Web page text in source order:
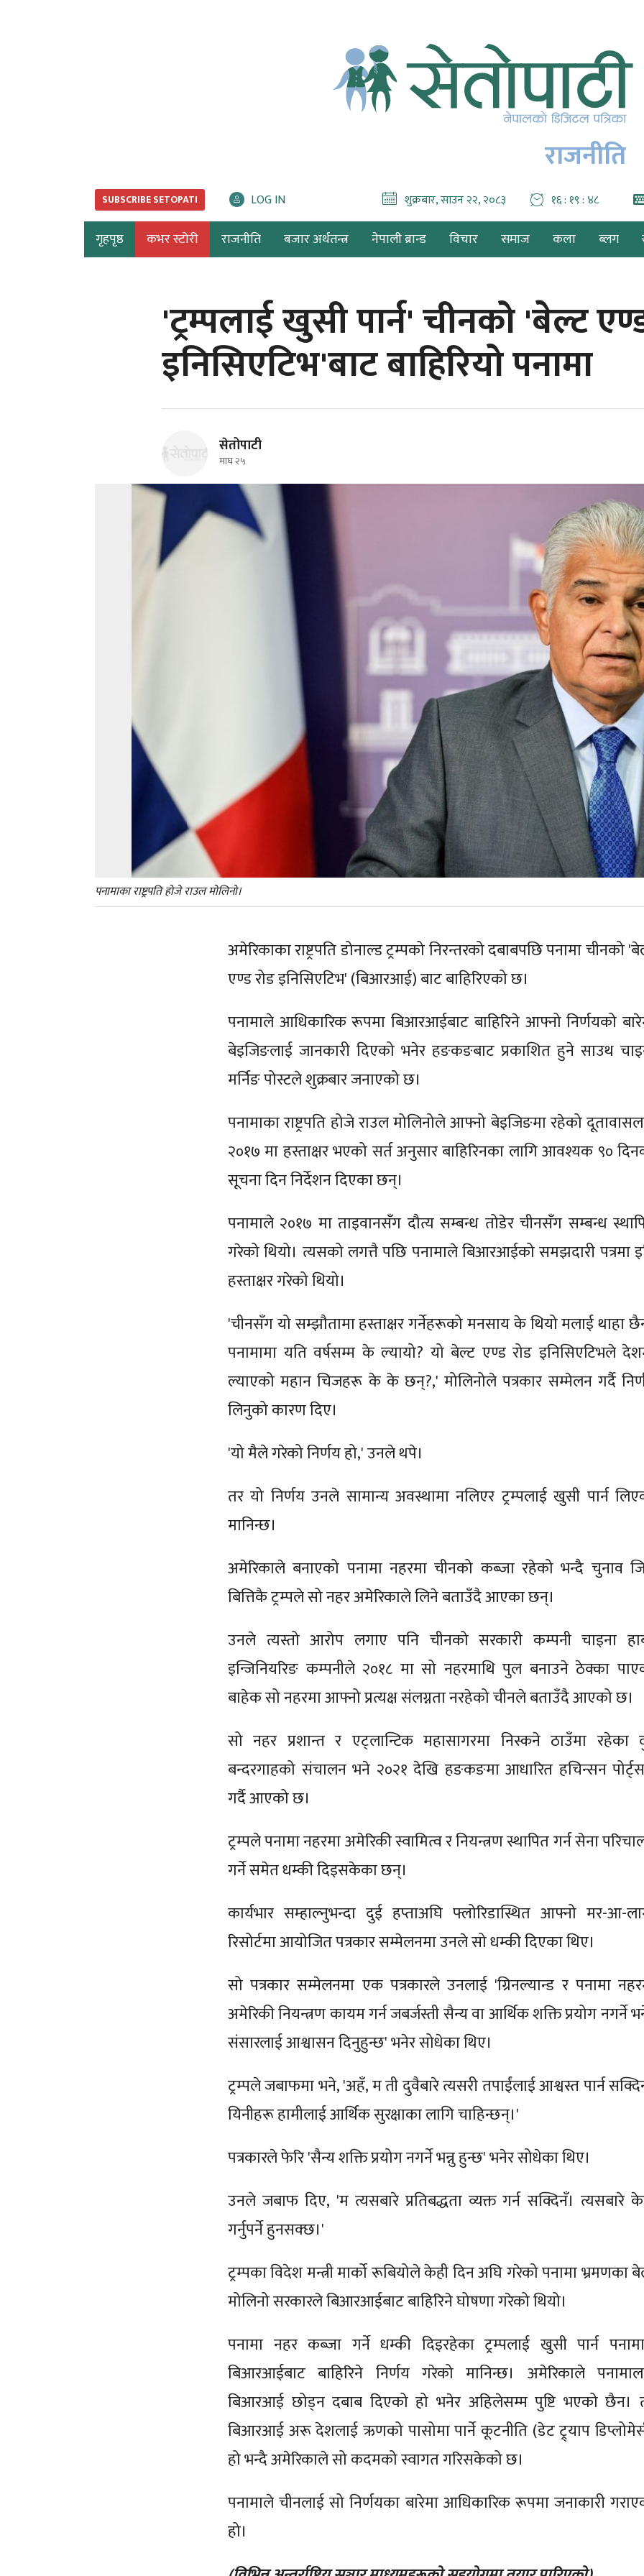
राजनीति
SUBSCRIBE SETOPATI LOG IN शुक्रबार, साउन २२, २०८३ १६ : १९ : ४९
गृहपृष्ठ कभर स्टोरी राजनीति बजार अर्थतन्त्र नेपाली ब्रान्ड विचार समाज कला ब्लग
'ट्रम्पलाई खुसी पार्न' चीनको 'बेल्ट
इनिसिएटिभ'बाट बाहिरियो पनामा
सेतोपाटी
माघ २५
पनामाका राष्ट्रपति होजे राउल मोलिनो।
अमेरिकाका राष्ट्रपति डोनाल्ड ट्रम्पको निरन्तरको दबाबपछि पनामा चीनको
एण्ड रोड इनिसिएटिभ' (बिआरआई) बाट बाहिरिएको छ।
पनामाले आधिकारिक रूपमा बिआरआईबाट बाहिरिने आफ्नो निर्णयको
बेइजिङलाई जानकारी दिएको भनेर हङकङबाट प्रकाशित हुने साउथ
मर्निङ पोस्टले शुक्रबार जनाएको छ।
पनामाका राष्ट्रपति होजे राउल मोलिनोले आफ्नो बेइजिङमा रहेको
२०१७ मा हस्ताक्षर भएको सर्त अनुसार बाहिरिनका लागि आवश्यक ९०
सूचना दिन निर्देशन दिएका छन्।
पनामाले २०१७ मा ताइवानसँग दौत्य सम्बन्ध तोडेर चीनसँग सम्बन्ध
गरेको थियो। त्यसको लगत्तै पछि पनामाले बिआरआईको समझदारी पत्रमा
हस्ताक्षर गरेको थियो।
'चीनसँग यो सम्झौतामा हस्ताक्षर गर्नेहरूको मनसाय के थियो मलाई थाहा
पनामामा यति वर्षसम्म के ल्यायो? यो बेल्ट एण्ड रोड इनिसिएटिभले
ल्याएको महान चिजहरू के के छन्?,' मोलिनोले पत्रकार सम्मेलन गर्दै
लिनुको कारण दिए।
'यो मैले गरेको निर्णय हो,' उनले थपे।
तर यो निर्णय उनले सामान्य अवस्थामा नलिएर ट्रम्पलाई खुसी पार्न
मानिन्छ।
अमेरिकाले बनाएको पनामा नहरमा चीनको कब्जा रहेको भन्दै चुनाव
बित्तिकै ट्रम्पले सो नहर अमेरिकाले लिने बताउँदै आएका छन्।
उनले त्यस्तो आरोप लगाए पनि चीनको सरकारी कम्पनी चाइना
इन्जिनियरिङ कम्पनीले २०१८ मा सो नहरमाथि पुल बनाउने ठेक्का
बाहेक सो नहरमा आफ्नो प्रत्यक्ष संलग्नता नरहेको चीनले बताउँदै आएको छ।
सो नहर प्रशान्त र एट्लान्टिक महासागरमा निस्कने ठाउँमा रहेका
बन्दरगाहको संचालन भने २०२१ देखि हङकङमा आधारित हचिन्सन
गर्दै आएको छ।
ट्रम्पले पनामा नहरमा अमेरिकी स्वामित्व र नियन्त्रण स्थापित गर्न सेना
गर्ने समेत धम्की दिइसकेका छन्।
कार्यभार सम्हाल्नुभन्दा दुई हप्ताअघि फ्लोरिडास्थित आफ्नो मर-आ-
रिसोर्टमा आयोजित पत्रकार सम्मेलनमा उनले सो धम्की दिएका थिए।
सो पत्रकार सम्मेलनमा एक पत्रकारले उनलाई 'ग्रिनल्यान्ड र पनामा
अमेरिकी नियन्त्रण कायम गर्न जबर्जस्ती सैन्य वा आर्थिक शक्ति प्रयोग नगर्ने
संसारलाई आश्वासन दिनुहुन्छ' भनेर सोधेका थिए।
ट्रम्पले जबाफमा भने, 'अहँ, म ती दुवैबारे त्यसरी तपाईंलाई आश्वस्त पार्न
यिनीहरू हामीलाई आर्थिक सुरक्षाका लागि चाहिन्छन्।'
पत्रकारले फेरि 'सैन्य शक्ति प्रयोग नगर्ने भन्नु हुन्छ' भनेर सोधेका थिए।
उनले जबाफ दिए, 'म त्यसबारे प्रतिबद्धता व्यक्त गर्न सक्दिनँ। त्यसबारे
गर्नुपर्ने हुनसक्छ।'
ट्रम्पका विदेश मन्त्री मार्को रूबियोले केही दिन अघि गरेको पनामा भ्रमणका
मोलिनो सरकारले बिआरआईबाट बाहिरिने घोषणा गरेको थियो।
पनामा नहर कब्जा गर्ने धम्की दिइरहेका ट्रम्पलाई खुसी पार्न
बिआरआईबाट बाहिरिने निर्णय गरेको मानिन्छ। अमेरिकाले
बिआरआई छोड्न दबाब दिएको हो भनेर अहिलेसम्म पुष्टि भएको छैन।
बिआरआई अरू देशलाई ऋणको पासोमा पार्ने कूटनीति (डेट ट्र्याप
हो भन्दै अमेरिकाले सो कदमको स्वागत गरिसकेको छ।
पनामाले चीनलाई सो निर्णयका बारेमा आधिकारिक रूपमा जनाकारी
हो।